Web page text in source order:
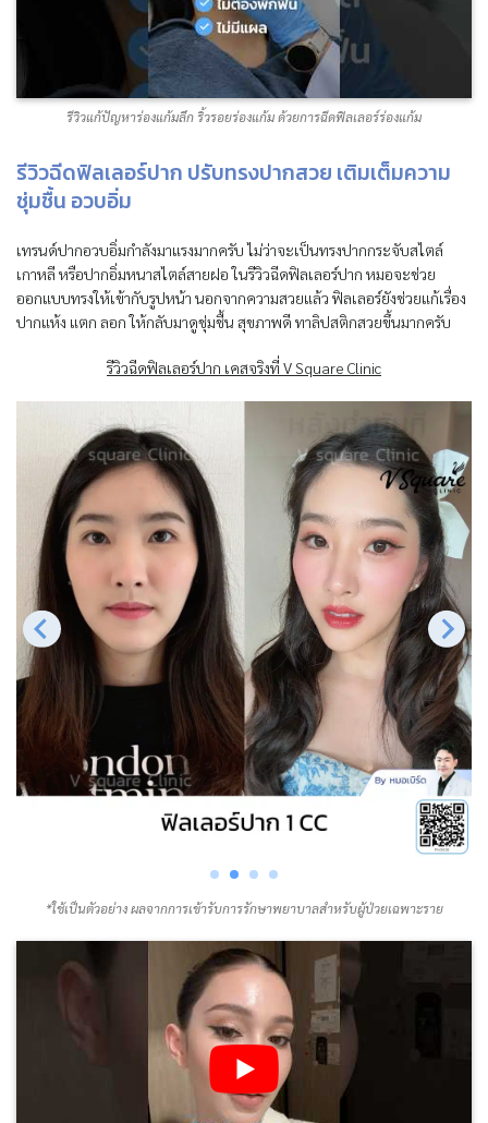
รีวิวแก้ปัญหาร่องแก้มลึก ริ้วรอยร่องแก้ม ด้วยการฉีดฟิลเลอร์ร่องแก้ม
รีวิวฉีดฟิลเลอร์ปาก ปรับทรงปากสวย เติมเต็มความ
ชุ่มชื้น อวบอิ่ม
เทรนด์ปากอวบอิ่มกำลังมาแรงมากครับ ไม่ว่าจะเป็นทรงปากกระจับสไตล์
เกาหลี หรือปากอิ่มหนาสไตล์สายฝอ ในรีวิวฉีดฟิลเลอร์ปาก หมอจะช่วย
ออกแบบทรงให้เข้ากับรูปหน้า นอกจากความสวยแล้ว ฟิลเลอร์ยังช่วยแก้เรื่อง
ปากแห้ง แตก ลอก ให้กลับมาดูชุ่มชื้น สุขภาพดี ทาลิปสติกสวยขึ้นมากครับ
รีวิวฉีดฟิลเลอร์ปาก เคสจริงที่ V Square Clinic
*ใช้เป็นตัวอย่าง ผลจากการเข้ารับการรักษาพยาบาลสำหรับผู้ป่วยเฉพาะราย